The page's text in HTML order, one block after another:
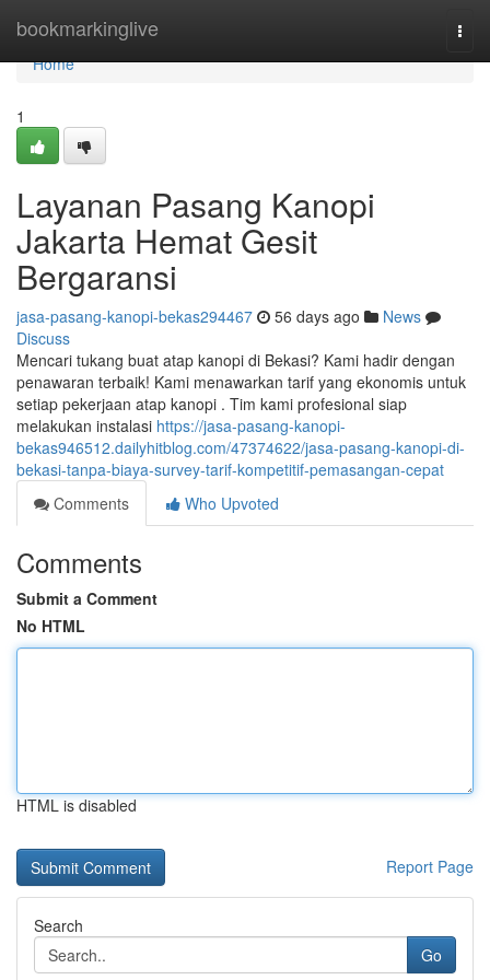
bookmarkinglive
Home
Home
1
Layanan Pasang Kanopi
Jakarta Hemat Gesit
Bergaransi
jasa-pasang-kanopi-bekas294467 56 days ago
News
Discuss
Mencari tukang buat atap kanopi di Bekasi? Kami hadir dengan
penawaran terbaik! Kami menawarkan tarif yang ekonomis untuk
setiap pekerjaan atap kanopi . Tim kami profesional siap
melakukan instalasi https://jasa-pasang-kanopi-
bekas946512.dailyhitblog.com/47374622/jasa-pasang-kanopi-di-
bekasi-tanpa-biaya-survey-tarif-kompetitif-pemasangan-cepat
Comments
Who Upvoted
Comments
Submit a Comment
No HTML
HTML is disabled
Report Page
Search
Go